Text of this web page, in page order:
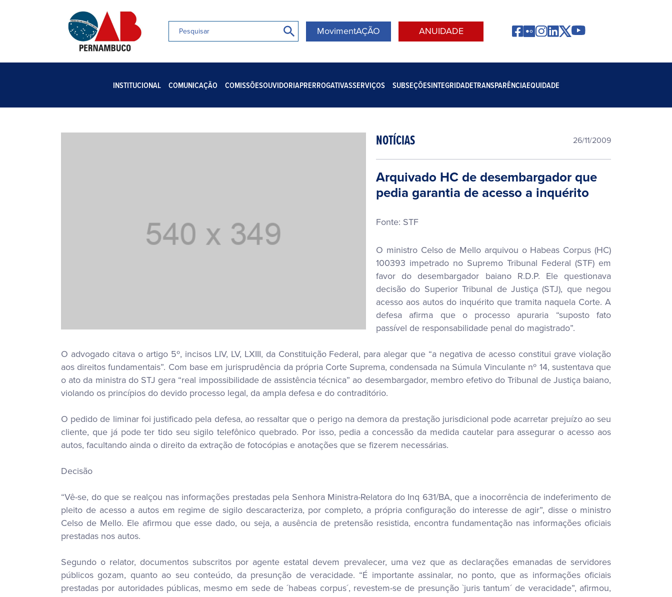
MovimentAÇÃO ANUIDADE
INSTITUCIONAL COMUNICAÇÃO COMISSÕESOUVIDORIAPRERROGATIVASSERVIÇOS SUBSEÇÕESINTEGRIDADETRANSPARÊNCIAEQUIDADE
NOTÍCIAS 26/11/2009
Arquivado HC de desembargador que
pedia garantia de acesso a inquérito
Fonte: STF
O ministro Celso de Mello arquivou o Habeas Corpus (HC)
100393 impetrado no Supremo Tribunal Federal (STF) em
favor do desembargador baiano R.D.P. Ele questionava
decisão do Superior Tribunal de Justiça (STJ), que negou
acesso aos autos do inquérito que tramita naquela Corte. A
defesa afirma que o processo apuraria “suposto fato
passível de responsabilidade penal do magistrado”.
O advogado citava o artigo 5º, incisos LIV, LV, LXIII, da Constituição Federal, para alegar que “a negativa de acesso constitui grave violação
aos direitos fundamentais”. Com base em jurisprudência da própria Corte Suprema, condensada na Súmula Vinculante nº 14, sustentava que
o ato da ministra do STJ gera “real impossibilidade de assistência técnica” ao desembargador, membro efetivo do Tribunal de Justiça baiano,
violando os princípios do devido processo legal, da ampla defesa e do contraditório.
O pedido de liminar foi justificado pela defesa, ao ressaltar que o perigo na demora da prestação jurisdicional pode acarretar prejuízo ao seu
cliente, que já pode ter tido seu sigilo telefônico quebrado. Por isso, pedia a concessão da medida cautelar para assegurar o acesso aos
autos, facultando ainda o direito da extração de fotocópias e anotações que se fizerem necessárias.
Decisão
“Vê-se, do que se realçou nas informações prestadas pela Senhora Ministra-Relatora do Inq 631/BA, que a inocorrência de indeferimento de
pleito de acesso a autos em regime de sigilo descaracteriza, por completo, a própria configuração do interesse de agir”, disse o ministro
Celso de Mello. Ele afirmou que esse dado, ou seja, a ausência de pretensão resistida, encontra fundamentação nas informações oficiais
prestadas nos autos.
Segundo o relator, documentos subscritos por agente estatal devem prevalecer, uma vez que as declarações emanadas de servidores
públicos gozam, quanto ao seu conteúdo, da presunção de veracidade. “É importante assinalar, no ponto, que as informações oficiais
prestadas por autoridades públicas, mesmo em sede de ´habeas corpus´, revestem-se de presunção `juris tantum´ de veracidade”, afirmou,